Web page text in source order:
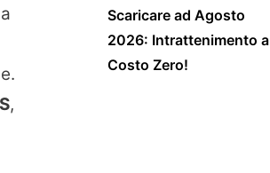
,
Scaricare ad Agosto
2026: Intrattenimento a
Costo Zero!